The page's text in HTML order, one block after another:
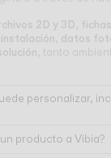
2D y 3D
datos
, tanto
personalizar,
producto a Vibia?